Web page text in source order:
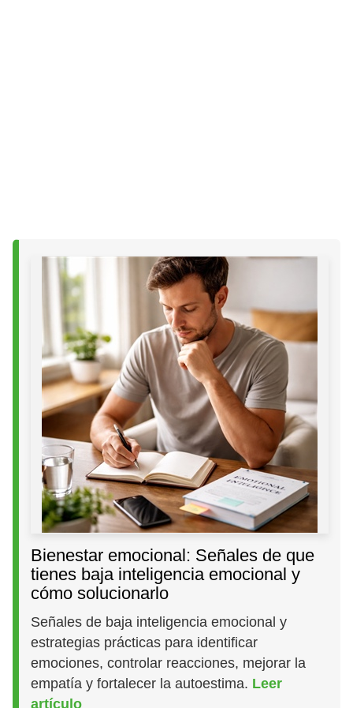
Bienestar emocional: Señales de que
tienes baja inteligencia emocional y
cómo solucionarlo
Señales de baja inteligencia emocional y
estrategias prácticas para identificar
emociones, controlar reacciones, mejorar la
empatía y fortalecer la autoestima. Leer
artículo